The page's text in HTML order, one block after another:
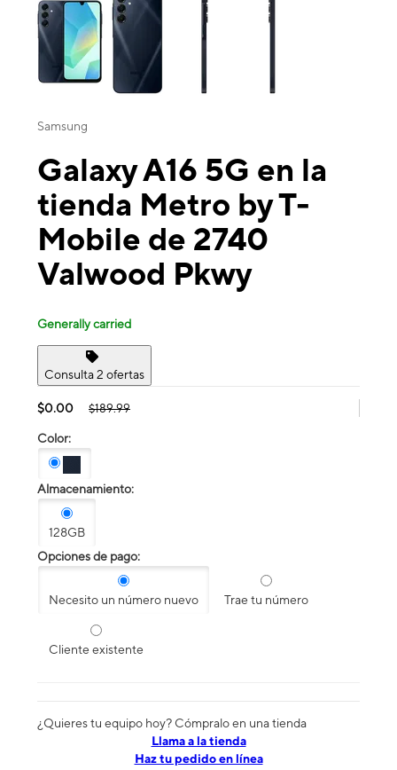
Samsung
Galaxy A16 5G en la
tienda Metro by T-
Mobile de 2740
Valwood Pkwy
Generally carried
Consulta 2 ofertas
$0.00 $189.99
Color:
Almacenamiento:
128GB
Opciones de pago:
Necesito un número nuevo Trae tu número
Cliente existente
¿Quieres tu equipo hoy? Cómpralo en una tienda
​​​​​​​Llama a la tienda
Haz tu pedido en línea